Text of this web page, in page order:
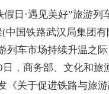
假日·遇见美好”旅游列
(中国铁路武汉局集团
车市场持续升温之际
日，商务部、文化和旅
《关于促进铁路与旅